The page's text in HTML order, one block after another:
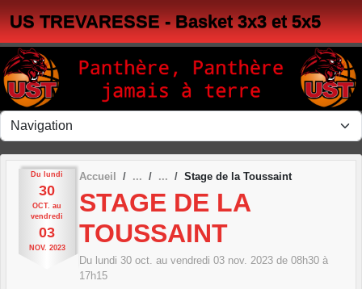
US TREVARESSE - Basket 3x3 et 5x5
Du lundi
30
OCT. au
vendredi
03
NOV. 2023
Accueil Stage de la Toussaint
STAGE DE LA
TOUSSAINT
Du lundi 30 oct. au vendredi 03 nov. 2023 de 08h30 à
17h15